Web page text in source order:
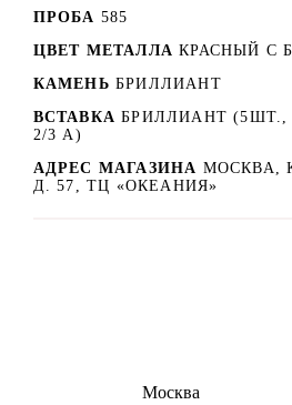
ПРОБА 585
ЦВЕТ МЕТАЛЛА КРАСНЫЙ C
КАМЕНЬ БРИЛЛИАНТ
ВСТАВКА БРИЛЛИАНТ (5ШТ.,
2/3 А)
АДРЕС МАГАЗИНА МОСКВА,
Д. 57, ТЦ «ОКЕАНИЯ»
Москва